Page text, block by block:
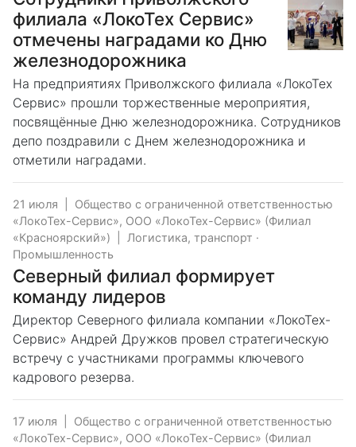
филиала «ЛокоТех Сервис»
отмечены наградами ко Дню
железнодорожника
На предприятиях Приволжского филиала «ЛокоТех
Сервис» прошли торжественные мероприятия,
посвящённые Дню железнодорожника. Сотрудников
депо поздравили с Днем железнодорожника и
отметили наградами.
21 июля
Общество с ограниченной ответственностью
«ЛокоТех-Сервис», ООО «ЛокоТех-Сервис» (Филиал
«Красноярский»)
Логистика, транспорт ·
Промышленность
Северный филиал формирует
команду лидеров
Директор Северного филиала компании «ЛокоТех-
Сервис» Андрей Дружков провел стратегическую
встречу с участниками программы ключевого
кадрового резерва.
17 июля
Общество с ограниченной ответственностью
«ЛокоТех-Сервис», ООО «ЛокоТех-Сервис» (Филиал